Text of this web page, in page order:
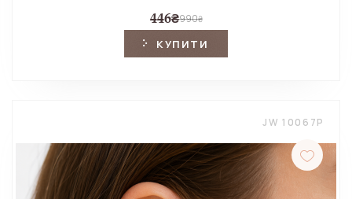
446₴990₴
КУПИТИ
JW 10067P